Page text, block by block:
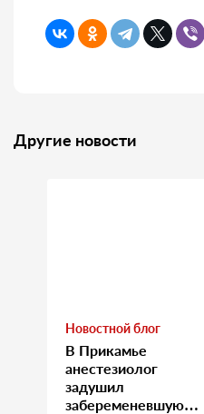
Другие новости
Новостной блог
В Прикамье
анестезиолог
задушил
забеременевшую